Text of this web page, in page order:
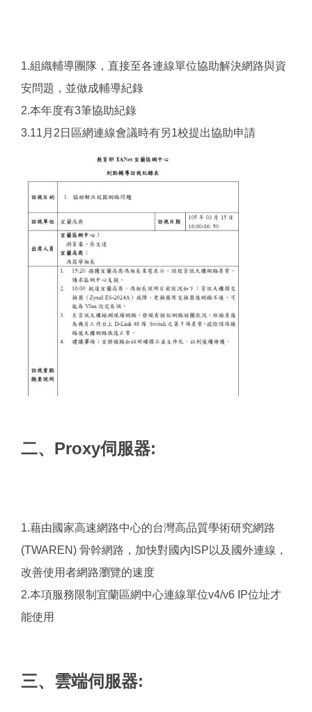
1.組織輔導團隊，直接至各連線單位協助解決網路與資
安問題，並做成輔導紀錄
2.本年度有3筆協助紀錄
3.11月2日區網連線會議時有另1校提出協助申請
二、Proxy伺服器:
1.藉由國家高速網路中心的台灣高品質學術研究網路
(TWAREN) 骨幹網路，加快對國內ISP以及國外連線，
改善使用者網路瀏覽的速度
2.本項服務限制宜蘭區網中心連線單位v4/v6 IP位址才
能使用
三、雲端伺服器: